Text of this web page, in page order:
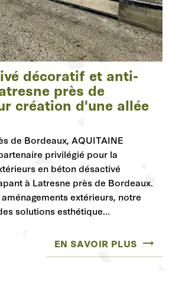
décoratif et anti-
près de
création d'une allée
de Bordeaux, AQUITAINE
privilégié pour la
en béton désactivé
à Latresne près de Bordeaux.
extérieurs, notre
solutions esthétique...
EN SAVOIR PLUS